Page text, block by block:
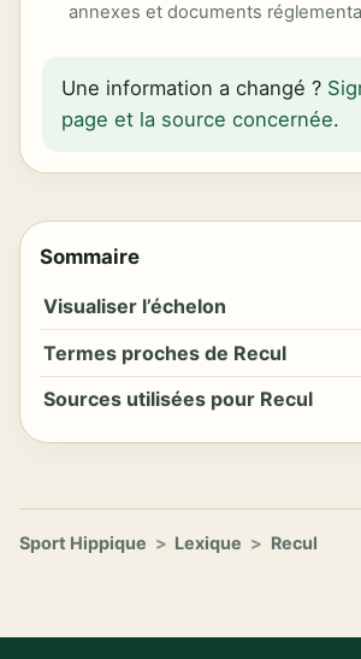
annexes et documents
Une information a changé ?
page et la source concernée.
Sommaire
Visualiser l’échelon
Termes proches de Recul
Sources utilisées pour Recul
Sport Hippique > Lexique > Recul